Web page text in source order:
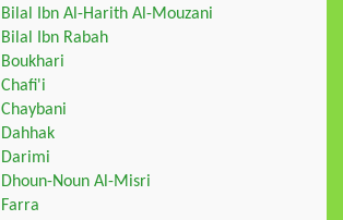
Bilal Ibn Al-Harith Al-Mouzani
Bilal Ibn Rabah
Boukhari
Chafi'i
Chaybani
Dahhak
Darimi
Dhoun-Noun Al-Misri
Farra